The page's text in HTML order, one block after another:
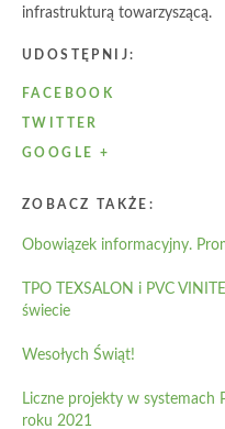
ZOBACZ TAKŻE:
Obowiązek informacyjny.
TPO TEXSALON i PVC
świecie
Wesołych Świąt!
Liczne projekty w systemach
roku 2021
infrastrukturą towarzyszącą.
UDOSTĘPNIJ:
FACEBOOK
TWITTER
GOOGLE +